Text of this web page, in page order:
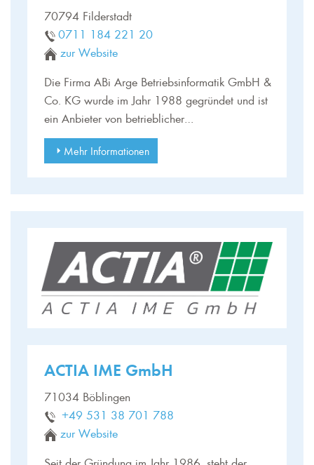
Die Firma ABi Arge Betriebsinformatik GmbH &
Co. KG wurde im Jahr 1988 gegründet und ist
ein Anbieter von betrieblicher…
Mehr Informationen
70794 Filderstadt
0711 184 221 20
zur Website
ACTIA IME GmbH
71034 Böblingen
+49 531 38 701 788
zur Website